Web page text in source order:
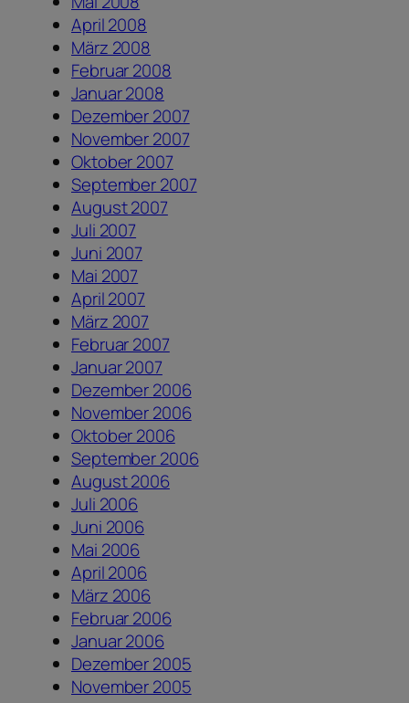
April 2008
März 2008
Februar 2008
Januar 2008
Dezember 2007
November 2007
Oktober 2007
September 2007
August 2007
Juli 2007
Juni 2007
Mai 2007
April 2007
März 2007
Februar 2007
Januar 2007
Dezember 2006
November 2006
Oktober 2006
September 2006
August 2006
Juli 2006
Juni 2006
Mai 2006
April 2006
März 2006
Februar 2006
Januar 2006
Dezember 2005
November 2005